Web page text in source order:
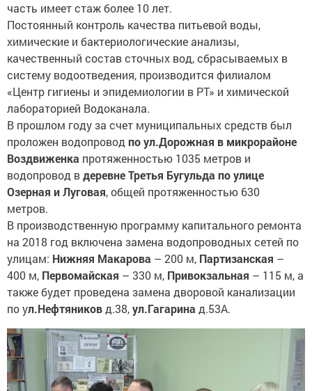
часть имеет стаж более 10 лет.
Постоянный контроль качества питьевой воды,
химические и бактериологические анализы,
качественный состав сточных вод, сбрасываемых в
систему водоотведения, производится филиалом
«Центр гигиены и эпидемиологии в РТ» и химической
лабораторией Водоканала.
В прошлом году за счет муниципальных средств был
проложен водопроводпо ул.Дорожная в микрорайоне
Воздвиженка протяженностью 1035 метров и
водопровод вдеревне Третья Бугульда по улице
Озерная и Луговая, общей протяженностью 630
метров.
В производственную программу капитального ремонта
на 2018 год включена замена водопроводных сетей по
улицам: Нижняя Макарова – 200 м, Партизанская –
400 м, Первомайская – 330 м, Привокзальная – 115 м, а
также будет проведена замена дворовой канализации
по ул.Нефтяниковд.38,ул.Гагарина д.53А.